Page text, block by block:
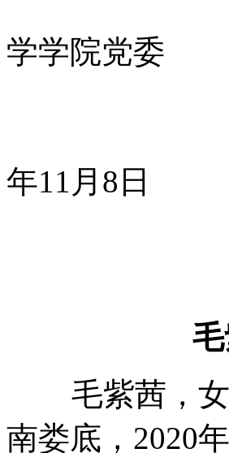
学学院党委
年11月8日
毛紫茜，女
南娄底，2020